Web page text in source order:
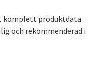
komplett produktdata
och rekommenderad i